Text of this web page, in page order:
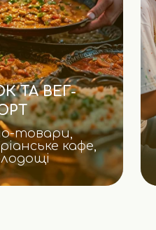
ТА ВЕГ-
товари,
кафе,